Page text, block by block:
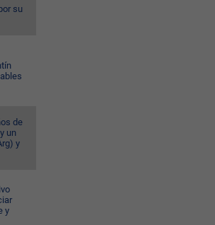
su
de
un
y
y